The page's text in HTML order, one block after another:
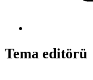
Tema editörü